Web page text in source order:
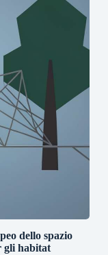
dello spazio
gli habitat